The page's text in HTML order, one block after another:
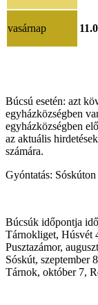
vasárnap
Búcsú esetén: azt
egyházközségben
egyházközségben
az aktuális
számára.
Gyóntatás:
Búcsúk időpontja
Tárnokliget, Húsvét
Pusztazámor,
Sóskút, szeptember
Tárnok, október 7,